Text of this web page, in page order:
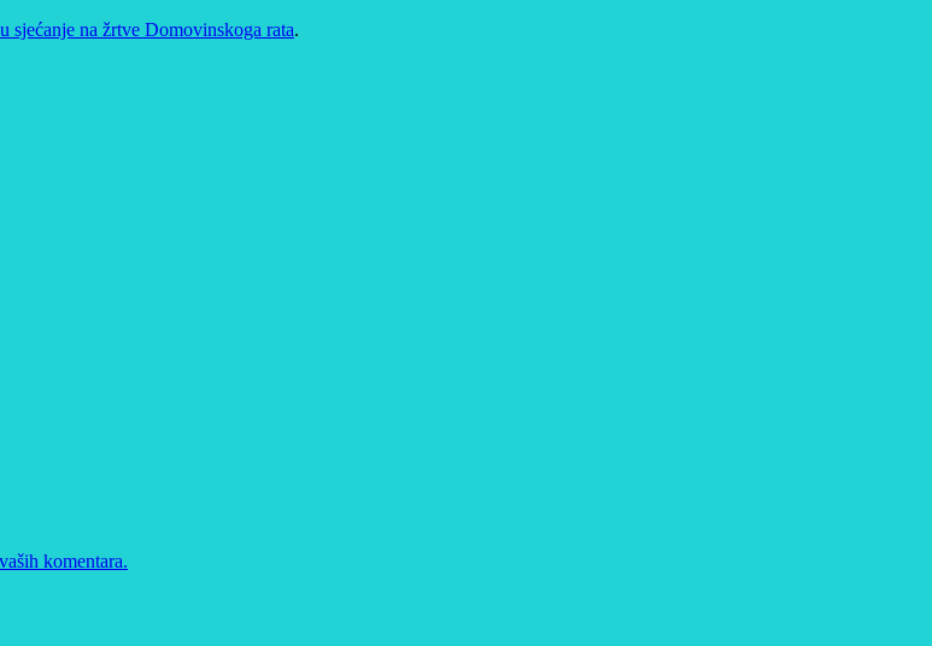
na žrtve Domovinskoga rata.
komentara.